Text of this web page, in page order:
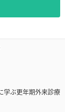
学ぶ更年期外来診療